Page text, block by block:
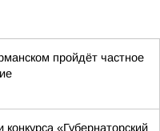
пройдёт частное
«Губернаторский